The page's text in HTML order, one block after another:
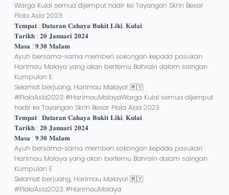
Warga Kulai semua dijemput hadir ke Tayangan Skrin Besar
Piala Asia 2023
𝐓𝐞𝐦𝐩𝐚𝐭 : 𝐃𝐚𝐭𝐚𝐫𝐚𝐧 𝐂𝐚𝐡𝐚𝐲𝐚 𝐁𝐮𝐤𝐢𝐭 𝐋𝐢𝐤𝐢, 𝐊𝐮𝐥𝐚𝐢.
𝐓𝐚𝐫𝐢𝐤𝐡 : 𝟐𝟎 𝐉𝐚𝐧𝐮𝐚𝐫𝐢 𝟐𝟎𝟐𝟒
𝐌𝐚𝐬𝐚 : 𝟗.𝟑𝟎 𝐌𝐚𝐥𝐚𝐦
Ayuh bersama-sama memberi sokongan kepada pasukan
Harimau Malaya yang akan bertemu Bahrain dalam saingan
Kumpulan E
Selamat berjuang, Harimau Malaya! 🇲🇾
#PialaAsia2023 #HarimauMalayaWarga Kulai semua dijemput
hadir ke Tayangan Skrin Besar Piala Asia 2023
𝐓𝐞𝐦𝐩𝐚𝐭 : 𝐃𝐚𝐭𝐚𝐫𝐚𝐧 𝐂𝐚𝐡𝐚𝐲𝐚 𝐁𝐮𝐤𝐢𝐭 𝐋𝐢𝐤𝐢, 𝐊𝐮𝐥𝐚𝐢.
𝐓𝐚𝐫𝐢𝐤𝐡 : 𝟐𝟎 𝐉𝐚𝐧𝐮𝐚𝐫𝐢 𝟐𝟎𝟐𝟒
𝐌𝐚𝐬𝐚 : 𝟗.𝟑𝟎 𝐌𝐚𝐥𝐚𝐦
Ayuh bersama-sama memberi sokongan kepada pasukan
Harimau Malaya yang akan bertemu Bahrain dalam saingan
Kumpulan E
Selamat berjuang, Harimau Malaya! 🇲🇾
#PialaAsia2023 #HarimauMalaya